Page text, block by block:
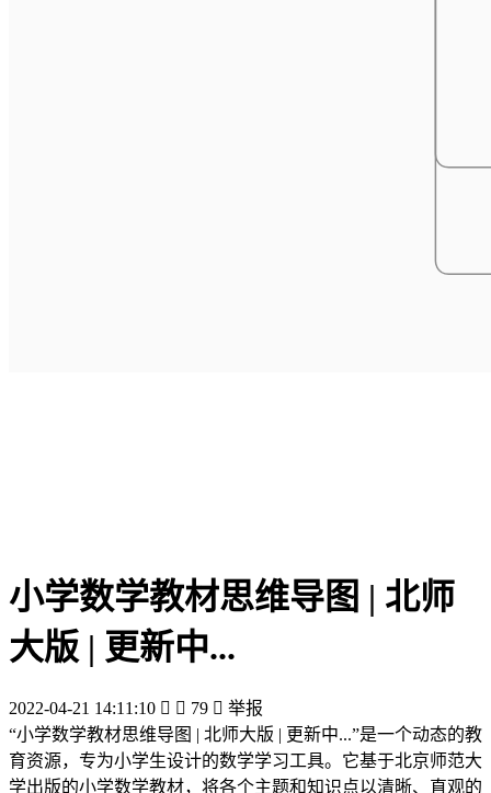
小学数学教材思维导图 | 北师
大版 | 更新中...
2022-04-21 14:11:10   79  举报
“小学数学教材思维导图 | 北师大版 | 更新中...”是一个动态的教
育资源，专为小学生设计的数学学习工具。它基于北京师范大
学出版的小学数学教材，将各个主题和知识点以清晰、直观的